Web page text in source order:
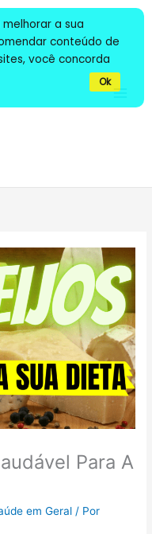
Para A
em Geral / Por
a sua
conteúdo de
você concorda
Ok